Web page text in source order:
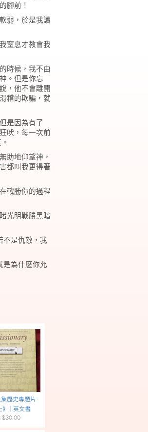
腳前！
弱，於是我讀
窒息才教會我
時候，我不由
。但是你忘
，他不會離開
稽的欺騙，就
是因為有了
吠，每一次前
助地仰望神，
都叫我更得著
戰勝你的過程
光明戰勝黑暗
不是仇敵，我
是為什麽你允
歷史專題片
》 | 英文書
配音
$30.00